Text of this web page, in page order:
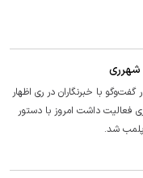
با خبرنگاران در ری اظهار
فعالیت داشت امروز با دستور
پلمب شد.